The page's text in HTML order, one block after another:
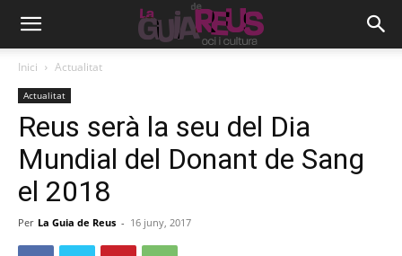
Inici Actualitat
Actualitat
Reus serà la seu del Dia
Mundial del Donant de Sang
el 2018
Per La Guia de Reus - 16 juny, 2017